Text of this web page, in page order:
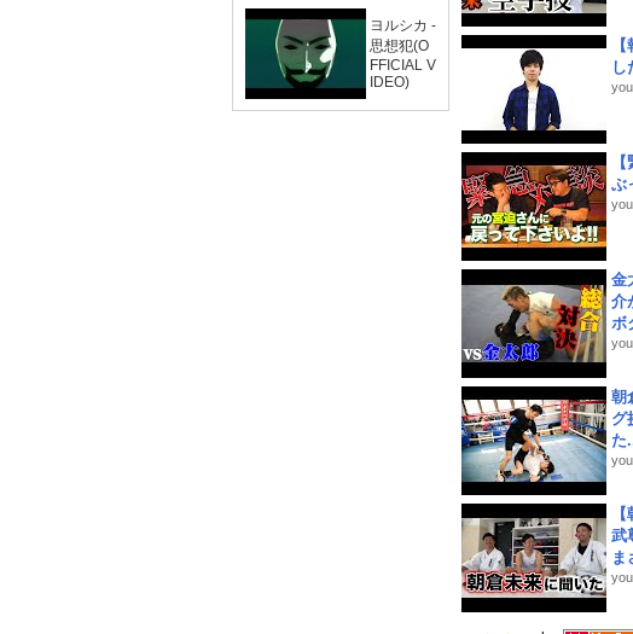
ヨルシカ -
思想犯(O
FFICIAL V
IDEO)
し
ぶ
金
介
ボ
朝
グ
た
武
ま